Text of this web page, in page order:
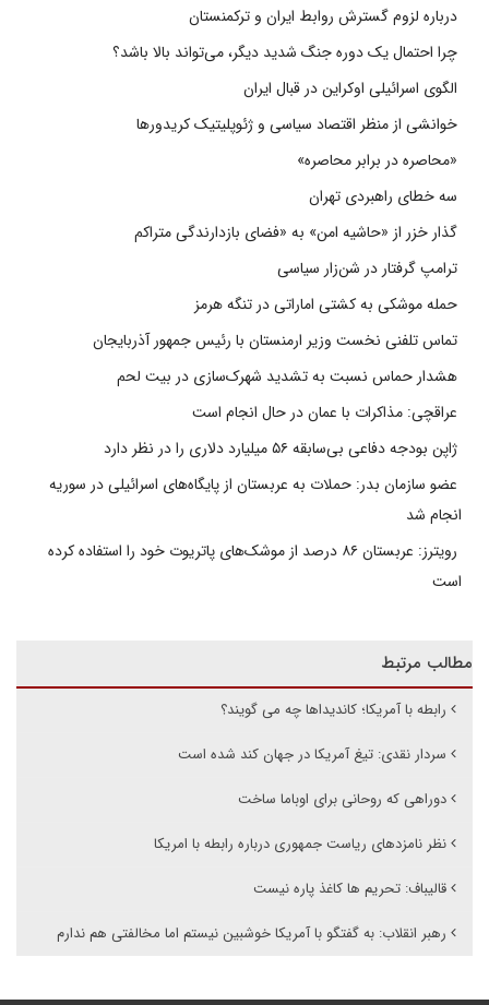
درباره لزوم گسترش روابط ایران و ترکمنستان
چرا احتمال یک دوره جنگ شدید دیگر، می‌تواند بالا باشد؟
الگوی اسرائیلی اوکراین در قبال ایران
خوانشی از منظر اقتصاد سیاسی و ژئوپلیتیک کریدورها
«محاصره در برابر محاصره»
سه خطای راهبردی تهران
گذار خزر از «حاشیه امن» به «فضای بازدارندگی متراکم
ترامپ گرفتار در شن‌زار سیاسی
حمله موشکی به کشتی اماراتی در تنگه هرمز
تماس تلفنی نخست وزیر ارمنستان با رئیس جمهور آذربایجان
هشدار حماس نسبت به تشدید شهرک‌سازی در بیت‌ لحم
عراقچی: مذاکرات با عمان در حال انجام است
ژاپن بودجه دفاعی بی‌سابقه ۵۶ میلیارد دلاری را در نظر دارد
عضو سازمان بدر: حملات به عربستان از پایگاه‌های اسرائیلی در سوریه
انجام شد
رویترز: عربستان ۸۶ درصد از موشک‌های پاتریوت خود را استفاده کرده
است
مطالب مرتبط
رابطه با آمریکا؛ کاندیداها چه می گویند؟
سردار نقدی: تیغ آمریکا در جهان کند شده است
دوراهی که روحانی برای اوباما ساخت
نظر نامزدهای ریاست جمهوری درباره رابطه با امریکا
قالیباف: تحریم ها کاغذ پاره نیست
رهبر انقلاب: به گفتگو با آمریکا خوشبین نیستم اما مخالفتی هم ندارم